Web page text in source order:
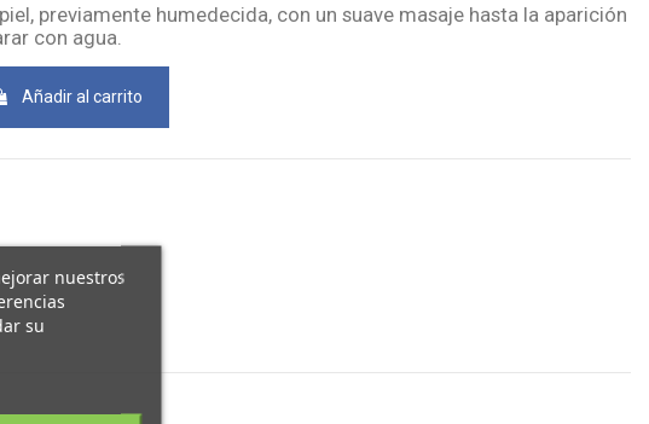
previamente humedecida, con un suave masaje hasta la aparición
con agua.
Añadir al carrito
nuestros
su